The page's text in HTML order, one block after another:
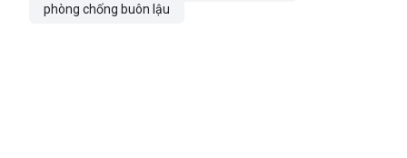
phòng chống buôn lậu